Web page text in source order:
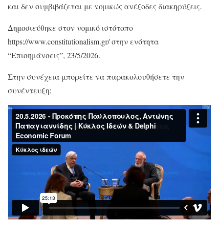
και δεν συμβιβάζεται με νομικώς ανέξοδες διακηρύξεις.
Δημοσιεύθηκε στον νομικό ιστότοπο
https://www.constitutionalism.gr/ στην ενότητα
“Επισημάνσεις”, 23/5/2026.
Στην συνέχεια μπορείτε να παρακολουθήσετε την
συνέντευξη: